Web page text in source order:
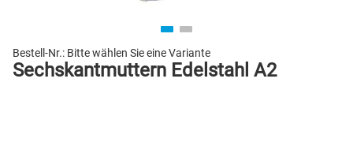
Bestell-Nr.: Bitte wählen Sie eine Variante
Sechskantmuttern Edelstahl A2